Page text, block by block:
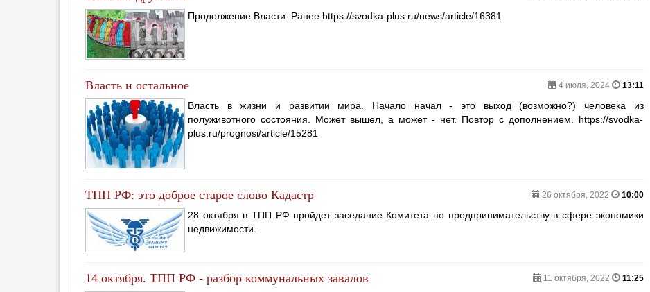
Продолжение Власти. Ранее:https://svodka-plus.ru/news/article/16381
4 июля, 2024 13:11
Власть и остальное
Власть в жизни и развитии мира. Начало начал - это выход (возможно?) человека из
полуживотного состояния. Может вышел, а может - нет. Повтор с дополнением. https://svodka-
plus.ru/prognosi/article/15281
26 октября, 2022 10:00
ТПП РФ: это доброе старое слово Кадастр
28 октября в ТПП РФ пройдет заседание Комитета по предпринимательству в сфере экономики
недвижимости.
11 октября, 2022 11:25
14 октября. ТПП РФ - разбор коммунальных завалов